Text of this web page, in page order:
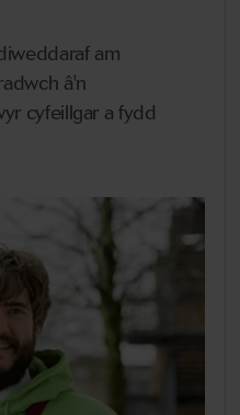
am
â'n
cyfeillgar a fydd